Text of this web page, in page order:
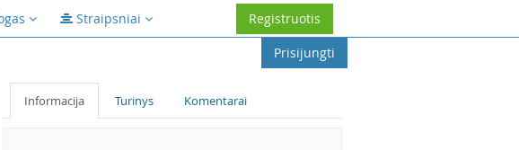
Straipsniai
Registruotis
Prisijungti
Informacija Turinys Komentarai